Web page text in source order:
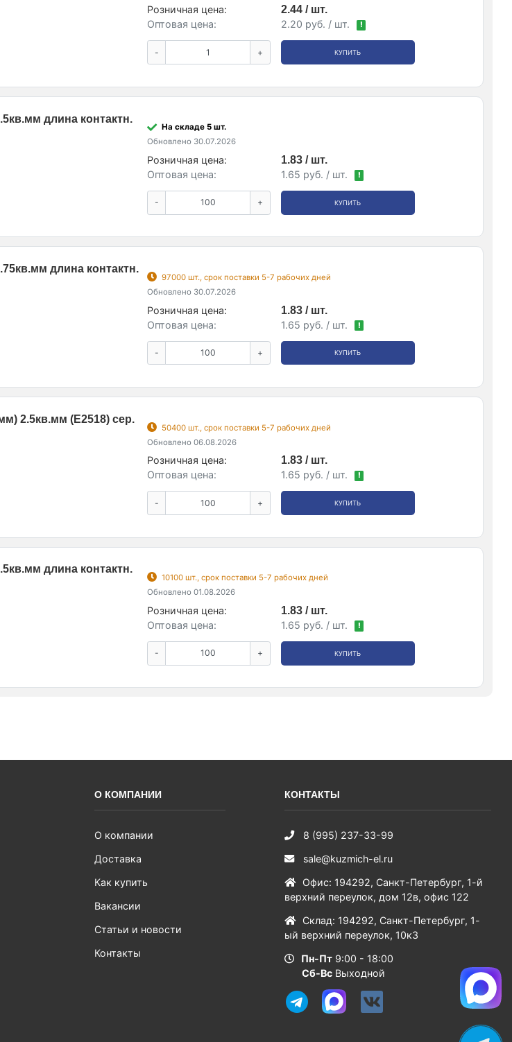
Розничная цена:
2.44 / шт.
Оптовая цена:
2.20 руб. / шт. !
- + КУПИТЬ
длина контактн.
На складе 5 шт.
Обновлено 30.07.2026
Розничная цена:
1.83 / шт.
Оптовая цена:
1.65 руб. / шт. !
- + КУПИТЬ
длина контактн.
97000 шт., срок поставки 5-7 рабочих дней
Обновлено 30.07.2026
Розничная цена:
1.83 / шт.
Оптовая цена:
1.65 руб. / шт. !
- + КУПИТЬ
2.5кв.мм (E2518) сер.
50400 шт., срок поставки 5-7 рабочих дней
Обновлено 06.08.2026
Розничная цена:
1.83 / шт.
Оптовая цена:
1.65 руб. / шт. !
- + КУПИТЬ
длина контактн.
10100 шт., срок поставки 5-7 рабочих дней
Обновлено 01.08.2026
Розничная цена:
1.83 / шт.
Оптовая цена:
1.65 руб. / шт. !
- + КУПИТЬ
О КОМПАНИИ
О компании
Доставка
Как купить
Вакансии
Статьи и новости
Контакты
КОНТАКТЫ
8 (995) 237-33-99
sale@kuzmich-el.ru
Офис: 194292, Санкт-Петербург, 1-й
верхний переулок, дом 12в, офис 122
Склад: 194292, Санкт-Петербург, 1-
ый верхний переулок, 10к3
Пн-Пт 9:00 - 18:00
Сб-ВсВыходной